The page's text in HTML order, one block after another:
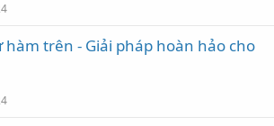
hàm trên - Giải pháp hoàn hảo cho